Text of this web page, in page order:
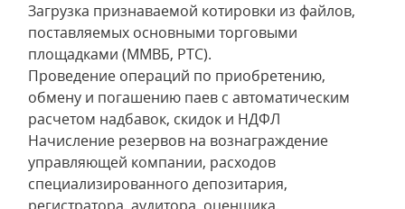
Загрузка признаваемой котировки из файлов,
поставляемых основными торговыми
площадками (ММВБ, РТС).
Проведение операций по приобретению,
обмену и погашению паев с автоматическим
расчетом надбавок, скидок и НДФЛ
Начисление резервов на вознаграждение
управляющей компании, расходов
специализированного депозитария,